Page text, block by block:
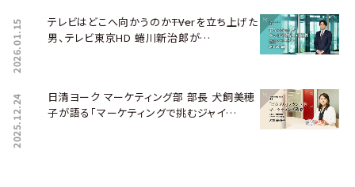
2026.01.15
テレビはどこへ向かうのか――TVerを立ち上げた
男、テレビ東京HD 蜷川新治郎が…
2025.12.24
日清ヨーク マーケティング部 部長 犬飼美穂
子が語る「マーケティングで挑むジャイ…